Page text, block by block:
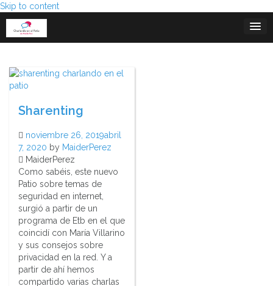
Skip to content
Sharenting
noviembre 26, 2019abril
7, 2020 by MaiderPerez
MaiderPerez
Como sabéis, este nuevo
Patio sobre temas de
seguridad en internet,
surgió a partir de un
programa de Etb en el que
coincidí con María Villarino
y sus consejos sobre
privacidad en la red. Y a
partir de ahí hemos
compartido varias charlas